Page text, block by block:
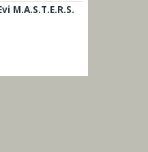
M.A.S.T.E.R.S.